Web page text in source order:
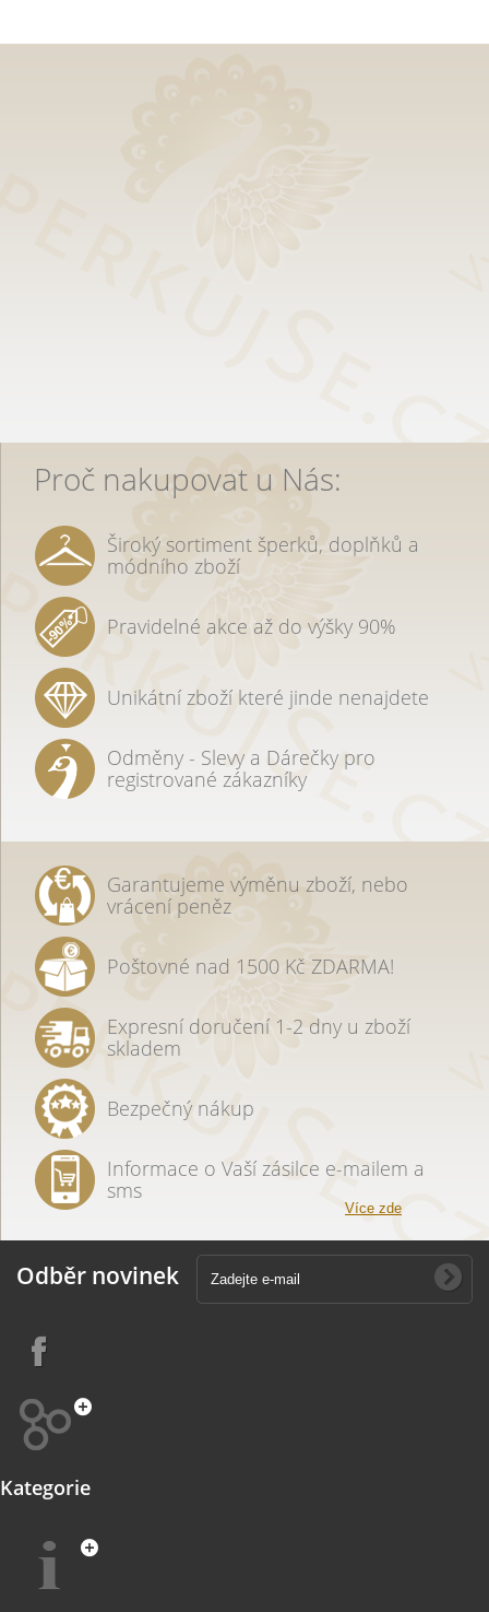
Proč nakupovat u Nás:
Široký sortiment šperků, doplňků a
módního zboží
Pravidelné akce až do výšky 90%
Unikátní zboží které jinde nenajdete
Odměny - Slevy a Dárečky pro
registrované zákazníky
Garantujeme výměnu zboží, nebo
vrácení peněz
Poštovné nad 1500 Kč ZDARMA!
Expresní doručení 1-2 dny u zboží
skladem
Bezpečný nákup
Informace o Vaší zásilce e-mailem a
sms
Více zde
Odběr novinek
Kategorie